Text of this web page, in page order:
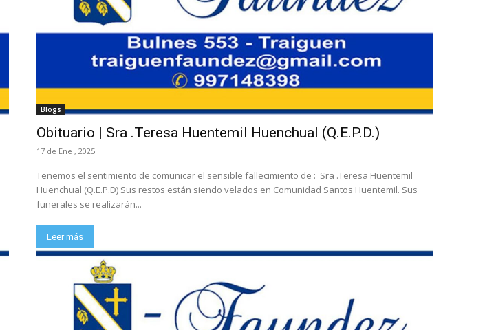
Blogs
Obituario | Sra .Teresa Huentemil Huenchual (Q.E.P.D.)
17 de Ene , 2025
Tenemos el sentimiento de comunicar el sensible fallecimiento de : Sra .Teresa Huentemil
Huenchual (Q.E.P.D) Sus restos están siendo velados en Comunidad Santos Huentemil. Sus
funerales se realizarán...
Leer más